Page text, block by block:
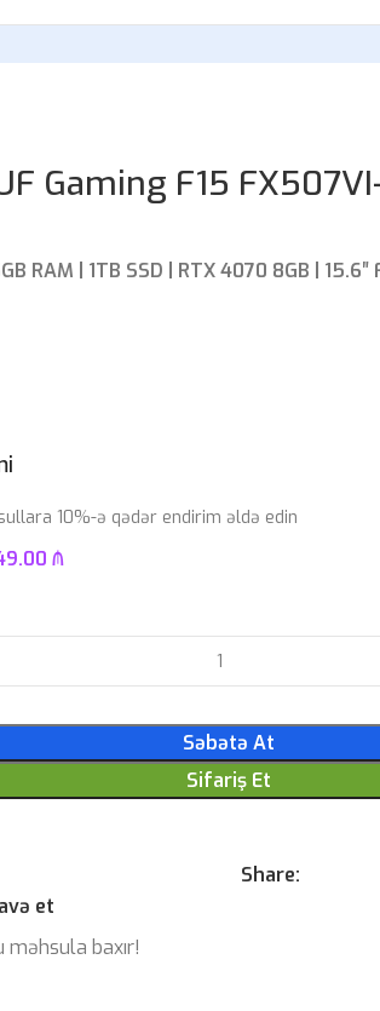
Gaming F15
RAM | 1TB SSD | RTX 4070 8GB | 15.6″
10%-ə qədər endirim əldə edin
₼
Səbətə At
Sifariş Et
et
Share:
məhsula baxır!